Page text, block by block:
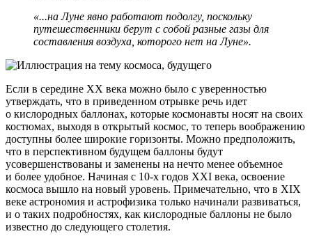
«...на Луне явно работают подолгу, поскольку
путешественники берут с собой разные газы для
составления воздуха, которого нет на Луне».
Если в середине XX века можно было с уверенностью
утверждать, что в приведенном отрывке речь идет
о кислородных баллонах, которые космонавты носят на своих
костюмах, выходя в открытый космос, то теперь воображению
доступны более широкие горизонты. Можно предположить,
что в перспективном будущем баллоны будут
усовершенствованы и заменены на нечто менее объемное
и более удобное. Начиная с 10-х годов XXI века, освоение
космоса вышло на новый уровень. Примечательно, что в XIX
веке астрономия и астрофизика только начинали развиваться,
и о таких подробностях, как кислородные баллоны не было
известно до следующего столетия.